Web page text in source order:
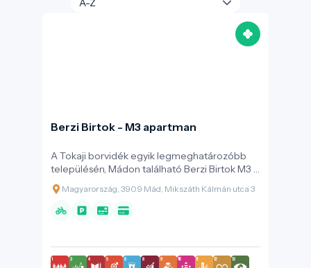
Berzi Birtok - M3 apartman
A Tokaji borvidék egyik legmeghatározóbb
településén, Mádon található Berzi Birtok M3 a
modern kényelem és a tradicionális borvidéki
hangulat ötvözete. A szálláshely kialakításakor
elsődleges szempont volt a családok és baráti
szolgáltatásokat kínál a pihenni vágyók
számára.
Magyarország, 3909 Mád, Mikszáth Kálmán utca 3